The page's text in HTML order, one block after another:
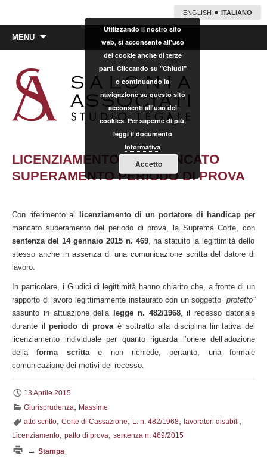
ENGLISH ITALIANO
MENU
LICENZIAMENTO PER MANCATO
SUPERAMENTO PERIODO DI PROVA
Con riferimento al licenziamento di un portatore di handicapper
mancato superamento del periodo di prova, la Suprema Corte, con
sentenza del 14 gennaio 2015 n. 469, ha statuito la legittimità dello
stesso anche in assenza di una comunicazione scritta del datore di
lavoro.
In particolare, i Giudici di legittimità hanno chiarito che, a fronte di un
rapporto di lavoro legittimamente instaurato con un soggetto “protetto”
assunto in attuazione dellalegge n. 482/1968, il recesso datoriale
durante ilperiodo di provaè sottratto alla disciplina limitativa del
licenziamento individuale per quanto riguarda l’onere dell’adozione
dellaforma scrittae non richiede, pertanto, una formale
comunicazione dei motivi del recesso.
13 Aprile 2015
Giurisprudenza
Massime
atto scritto Corte di Cassazione L. n. 482/1968 lavoratori disabili
Licenziamento patto di prova sentenza n. 469/2015
→ Stampa
Utilizzando il nostro sito
web, si acconsente all'uso
dei cookie anche di terze
parti. Cliccando su "Chiudi"
o continuando la
navigazione su questo sito
acconsenti all'uso dei
cookies. Per saperne di più,
leggi il documento
Informativa
Accetto